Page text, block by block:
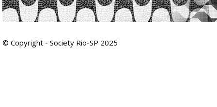
© Copyright - Society Rio-SP 2025